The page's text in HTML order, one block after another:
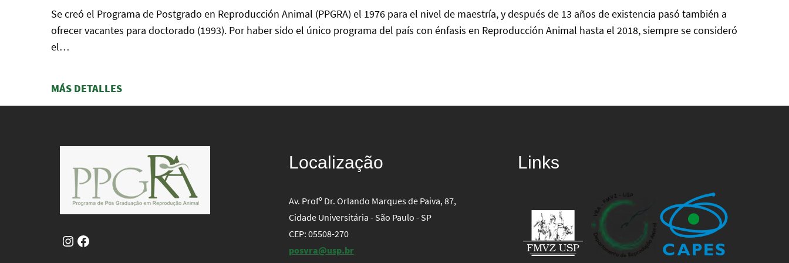
Se creó el Programa de Postgrado en Reproducción Animal (PPGRA) el 1976 para el nivel de maestría, y después de 13 años de existencia pasó también a
ofrecer vacantes para doctorado (1993). Por haber sido el único programa del país con énfasis en Reproducción Animal hasta el 2018, siempre se consideró
el…
MÁS DETALLES
Localização
Av. Profº Dr. Orlando Marques de Paiva, 87,
Cidade Universitária - São Paulo - SP
CEP: 05508-270
posvra@usp.br
Links